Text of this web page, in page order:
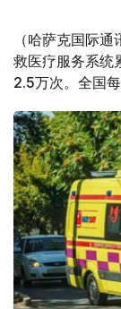
（哈萨克国际
救医疗服务系统
2.5万次。全国